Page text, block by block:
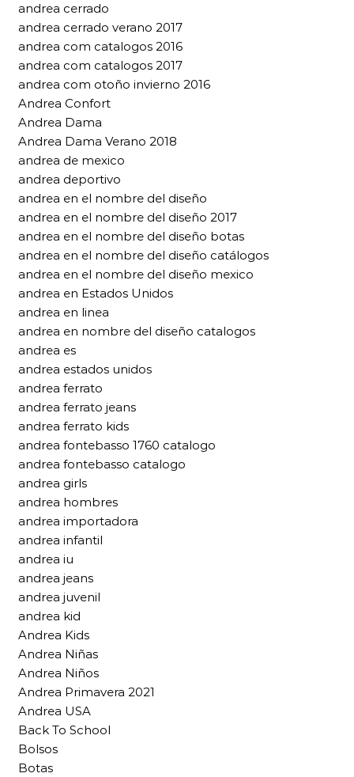
andrea cerrado
andrea cerrado verano 2017
andrea com catalogos 2016
andrea com catalogos 2017
andrea com otoño invierno 2016
Andrea Confort
Andrea Dama
Andrea Dama Verano 2018
andrea de mexico
andrea deportivo
andrea en el nombre del diseño
andrea en el nombre del diseño 2017
andrea en el nombre del diseño botas
andrea en el nombre del diseño catálogos
andrea en el nombre del diseño mexico
andrea en Estados Unidos
andrea en linea
andrea en nombre del diseño catalogos
andrea es
andrea estados unidos
andrea ferrato
andrea ferrato jeans
andrea ferrato kids
andrea fontebasso 1760 catalogo
andrea fontebasso catalogo
andrea girls
andrea hombres
andrea importadora
andrea infantil
andrea iu
andrea jeans
andrea juvenil
andrea kid
Andrea Kids
Andrea Niñas
Andrea Niños
Andrea Primavera 2021
Andrea USA
Back To School
Bolsos
Botas